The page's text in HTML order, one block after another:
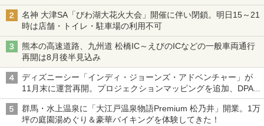
名神 大津SA「びわ湖大花火大会」開催に伴い閉鎖。明日15～21
時は店舗・トイレ・駐車場の利用不可
熊本の高速道路、九州道 松橋IC～えびのICなどの一般車両通行
再開は8月後半見込み
ディズニーシー「インディ・ジョーンズ・アドベンチャー」が
11月末に運営再開。プロジェクションマッピングを追加、DPA
は1500円
群馬・水上温泉に「大江戸温泉物語Premium 松乃井」開業。1万
坪の庭園湯めぐり＆豪華バイキングを体験してきた！